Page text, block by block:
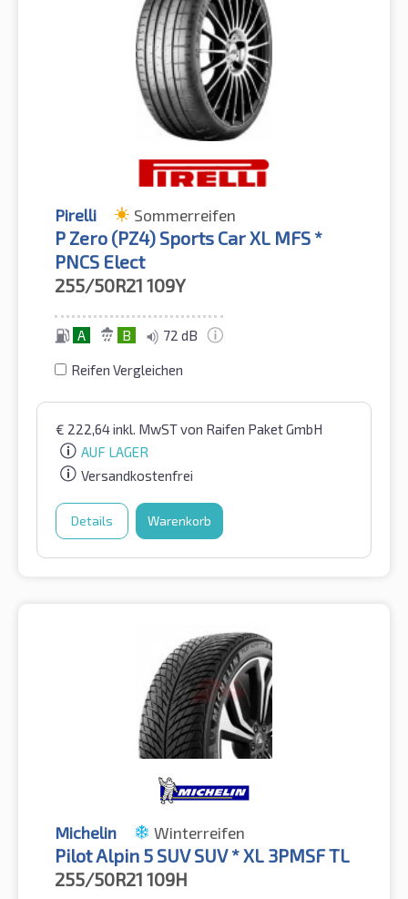
Pirelli Sommerreifen
P Zero (PZ4) Sports Car XL MFS *
PNCS Elect
255/50R21 109Y
A B 72 dB
Reifen Vergleichen
€ 222,64inkl. MwSTvon Raifen Paket GmbH
AUF LAGER
Versandkostenfrei
Details Warenkorb
Michelin Winterreifen
Pilot Alpin 5 SUV SUV * XL 3PMSF TL
255/50R21 109H